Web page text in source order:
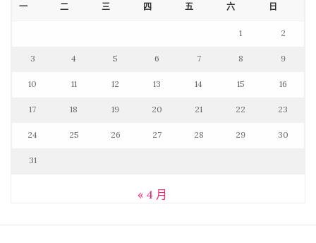
一 二 三 四 五 六 日
1 2
3 4 5 6 7 8 9
10 11 12 13 14 15 16
17 18 19 20 21 22 23
24 25 26 27 28 29 30
31
« 4 月